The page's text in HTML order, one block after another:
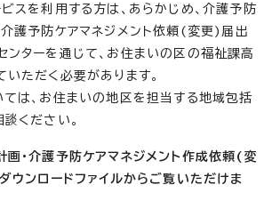
スを利用する方は、あらかじめ、介護予防
介護予防ケアマネジメント依頼(変更)届出
ンターを通じて、お住まいの区の福祉課高
ただく必要があります。
ては、お住まいの地区を担当する地域包括
ください。
画・介護予防ケアマネジメント作成依頼(変
ウンロードファイルからご覧いただけま